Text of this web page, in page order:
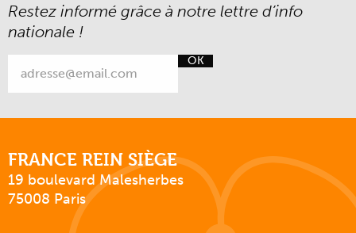
Restez informé grâce à notre lettre d’info
nationale !
OK
FRANCE REIN SIÈGE
19 boulevard Malesherbes
75008 Paris